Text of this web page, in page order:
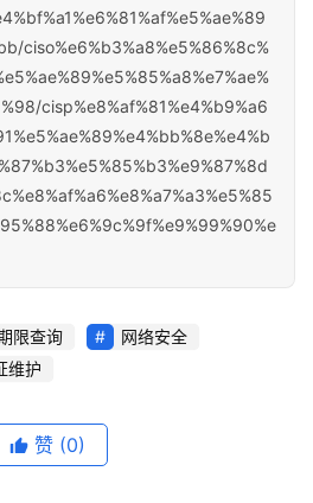
ciso%e6%b3%a8%e5%86%8c%
cisp%e8%af%81%e4%b9%a6
限查询
网络安全
维护
赞 (0)